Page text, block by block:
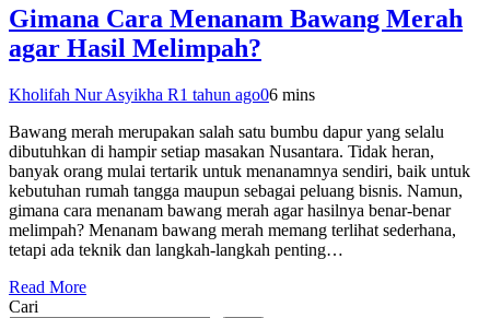
Gimana Cara Menanam Bawang Merah
agar Hasil Melimpah?
Kholifah Nur Asyikha R1 tahun ago06 mins
Bawang merah merupakan salah satu bumbu dapur yang selalu
dibutuhkan di hampir setiap masakan Nusantara. Tidak heran,
banyak orang mulai tertarik untuk menanamnya sendiri, baik untuk
kebutuhan rumah tangga maupun sebagai peluang bisnis. Namun,
gimana cara menanam bawang merah agar hasilnya benar-benar
melimpah? Menanam bawang merah memang terlihat sederhana,
tetapi ada teknik dan langkah-langkah penting…
Read More
Cari